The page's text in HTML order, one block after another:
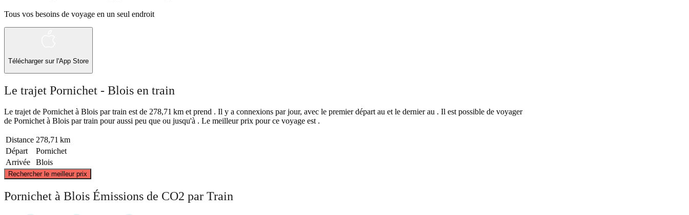
Tous vos besoins de voyage en un seul endroit
Télécharger sur l'App Store
Le trajet Pornichet - Blois en train
Le trajet de Pornichet à Blois par train est de 278,71 km et prend . Il y a connexions par jour, avec le premier départ au et le dernier au . Il est possible de voyager
de Pornichet à Blois par train pour aussi peu que ou jusqu'à . Le meilleur prix pour ce voyage est .
Distance 278,71 km
Départ
Pornichet
Arrivée
Blois
Rechercher le meilleur prix
Pornichet à Blois Émissions de CO2 par Train